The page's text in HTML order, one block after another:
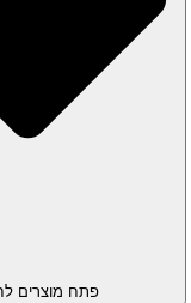
פתח מוצרים